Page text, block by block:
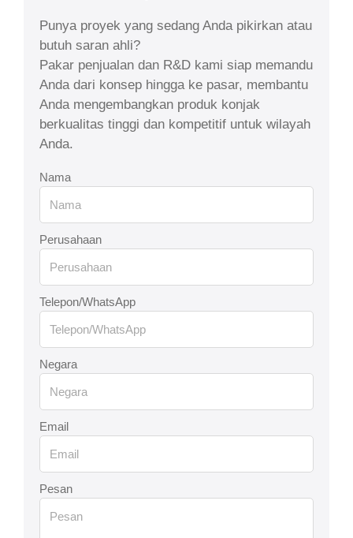
Punya proyek yang sedang Anda pikirkan atau
butuh saran ahli?
Pakar penjualan dan R&D kami siap memandu
Anda dari konsep hingga ke pasar, membantu
Anda mengembangkan produk konjak
berkualitas tinggi dan kompetitif untuk wilayah
Anda.
Nama
Perusahaan
Telepon/WhatsApp
Negara
Email
Pesan